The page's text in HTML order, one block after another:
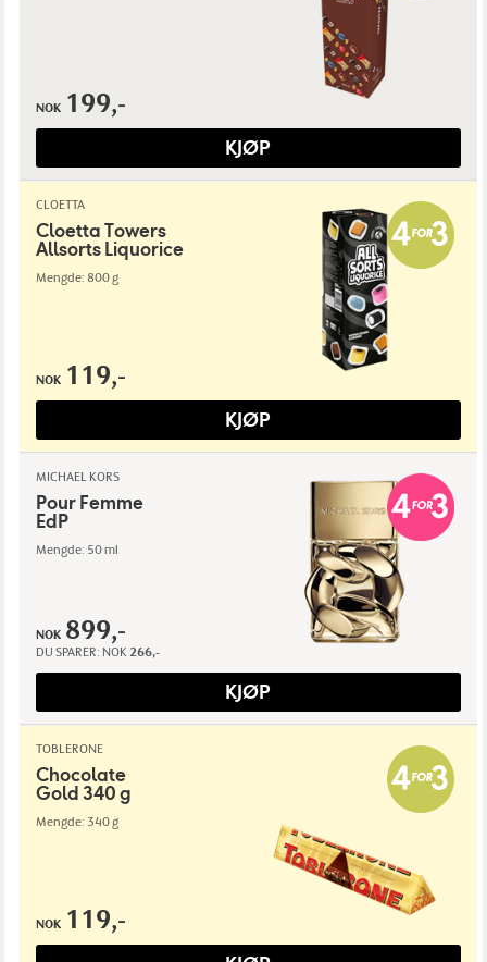
NOK 199,-
KJØP
CLOETTA
Cloetta Towers
Allsorts Liquorice
Mengde: 800 g
NOK 119,-
KJØP
MICHAEL KORS
Pour Femme
EdP
Mengde: 50 ml
NOK 899,-
DU SPARER: NOK 266,-
KJØP
TOBLERONE
Chocolate
Gold 340 g
Mengde: 340 g
NOK 119,-